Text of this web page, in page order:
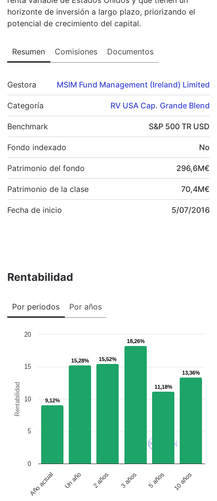
horizonte de inversión a largo plazo, priorizando el
potencial de crecimiento del capital.
Resumen Comisiones Documentos
Gestora MSIM Fund Management (Ireland) Limited
Categoría RV USA Cap. Grande Blend
Benchmark S&P 500 TR USD
Fondo indexado No
Patrimonio del fondo 296,6M€
Patrimonio de la clase 70,4M€
Fecha de inicio 5/07/2016
Rentabilidad
Por periodos Por años
Rentabilidad 9,12%
9,12%
15,28%
15,28% 15,52%
15,52%
18,26%
18,26%
11,18%
11,18%
13,36%
13,36%
Año actual Un año 2 años 3 años 5 años 10 años
0
5
10
15
20